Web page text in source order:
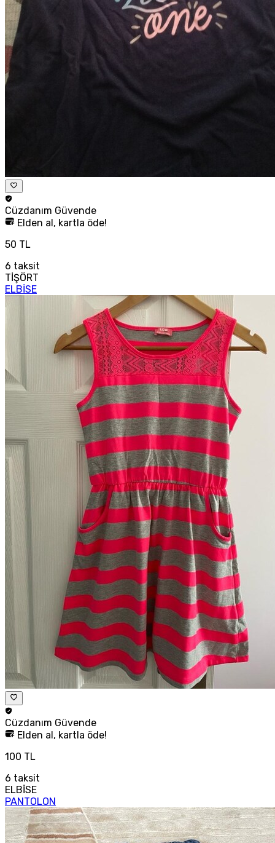
Cüzdanım Güvende
Elden al, kartla öde!
50 TL
6 taksit
TİŞÖRT
ELBİSE
Cüzdanım Güvende
Elden al, kartla öde!
100 TL
6 taksit
ELBİSE
PANTOLON